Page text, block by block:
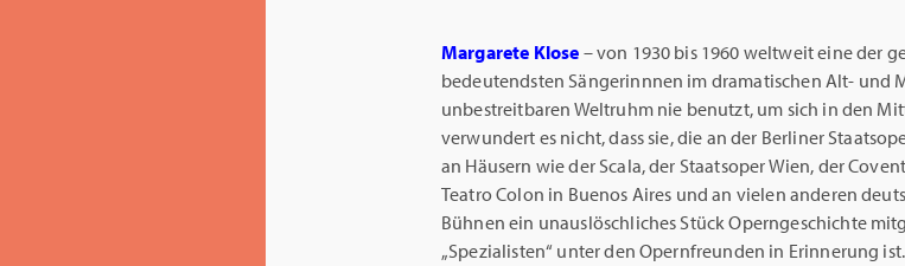
Margarete Klose – von 1930 bis 1960 weltweit eine der
bedeutendsten Sängerinnnen im dramatischen Alt- und
unbestreitbaren Weltruhm nie benutzt, um sich in den
verwundert es nicht, dass sie, die an der Berliner
an Häusern wie der Scala, der Staatsoper Wien, der
Teatro Colon in Buenos Aires und an vielen anderen
Bühnen ein unauslöschliches Stück Operngeschichte
„Spezialisten“ unter den Opernfreunden in Erinnerung